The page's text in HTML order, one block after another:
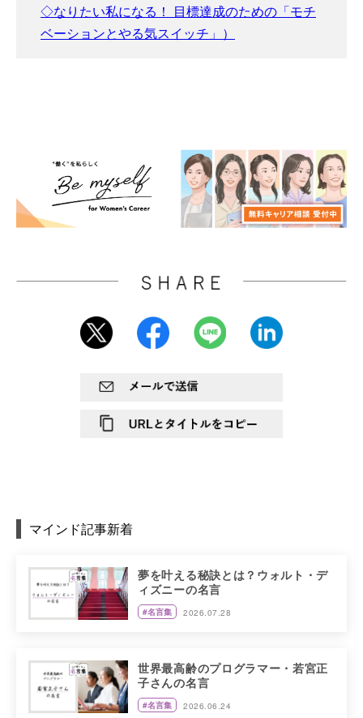
◇なりたい私になる！ 目標達成のための「モチ
ベーションとやる気スイッチ」）
マインド記事新着
夢を叶える秘訣とは？ウォルト・デ
ィズニーの名言
#名言集 2026.07.28
世界最高齢のプログラマー・若宮正
子さんの名言
#名言集 2026.06.24